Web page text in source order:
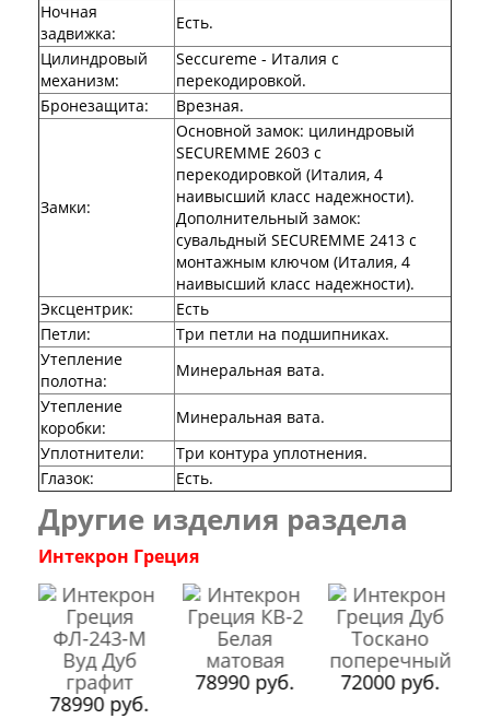
Галерея
Геометрия
Графика
Империя
Классика
Мегаполис
Мегаполис ГЛ
Неоклассика Про
Двери ВанМарк
Шпон текстурированный
Эмалекс
Серия София
Эмаль
Серия Дебют
Серия Нео
Серия Симпл
Серия Синди
Серия Скай
Серия Стефани
Серия Уно
Двери Верда
ПЭТ Верда
Коллекция дверей Элеганс
Экошпон Верда
Коллекция дверей Лофт
Коллекция дверей Некст
Коллекция дверей Техно
Эмаль Верда
Ночная
задвижка:
Есть.
Цилиндровый
механизм:
Seccureme - Италия с
перекодировкой.
Бронезащита: Врезная.
Замки:
Основной замок: цилиндровый
SECUREMME 2603 с
перекодировкой (Италия, 4
наивысший класс надежности).
Дополнительный замок:
сувальдный SECUREMME 2413 с
монтажным ключом (Италия, 4
наивысший класс надежности).
Эксцентрик:
Есть
Петли:
Три петли на подшипниках.
Утепление
полотна:
Минеральная вата.
Утепление
коробки:
Минеральная вата.
Уплотнители:
Три контура уплотнения.
Глазок: Есть.
Другие изделия раздела
Интекрон Греция
78990 руб.
78990 руб. 72000 руб.